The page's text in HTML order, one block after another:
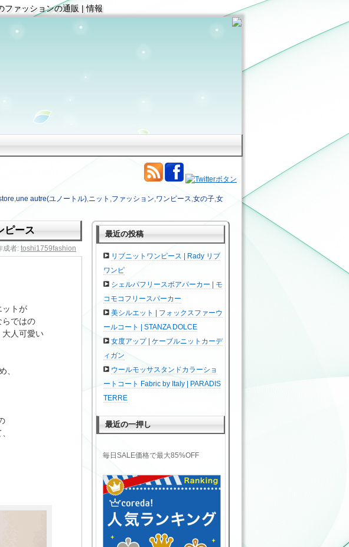
ファッションの通販 | 情報
,une autre(ユノートル),ニット ,ファッション,ワンピース,女の子,女
ピース
成者: toshi1759fashion
ットが
らではの
大人可愛い
、
最近の投稿
リブニットワンピース | Rady リブ
ワンピ
シェルパフリースボアパーカー | モ
コモコフリースパーカー
美シルエット | フォックスファーウ
ールコート | STANZA DOLCE
女度アップ | ケーブルニットカーデ
ィガン
ウールモッサスタンドカラーショ
ートコート Fabric by Italy | PARADIS
TERRE
最近の一押し
毎日SALE価格で最大85%OFF